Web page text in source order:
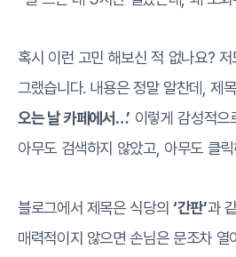
혹시 이런 고민 해보신 적 없나요?
그랬습니다. 내용은 정말 알찬데, 제
오는 날 카페에서…’ 이렇게 감성적으
아무도 검색하지 않았고, 아무도 클
블로그에서 제목은 식당의 ‘간판’과
매력적이지 않으면 손님은 문조차 열